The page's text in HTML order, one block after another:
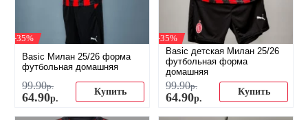
-35%
Basic Милан 25/26 форма
футбольная домашняя
99.90р.
64.90р.
Купить
-35%
Basic детская Милан 25/26
футбольная форма
домашняя
99.90р.
64.90р.
Купить